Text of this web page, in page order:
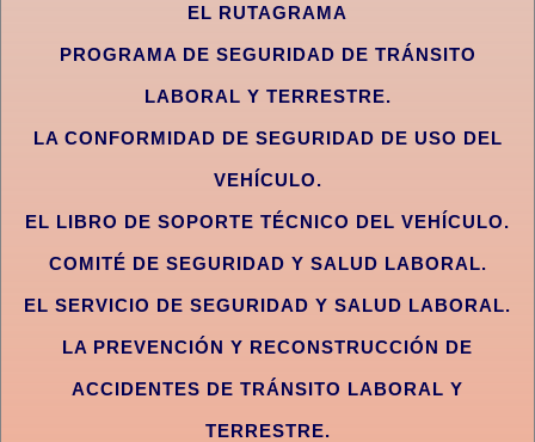
EL RUTAGRAMA
PROGRAMA DE SEGURIDAD DE TRÁNSITO
LABORAL Y TERRESTRE.
LA CONFORMIDAD DE SEGURIDAD DE USO DEL
VEHÍCULO.
EL LIBRO DE SOPORTE TÉCNICO DEL VEHÍCULO.
COMITÉ DE SEGURIDAD Y SALUD LABORAL.
EL SERVICIO DE SEGURIDAD Y SALUD LABORAL.
LA PREVENCIÓN Y RECONSTRUCCIÓN DE
ACCIDENTES DE TRÁNSITO LABORAL Y
TERRESTRE.